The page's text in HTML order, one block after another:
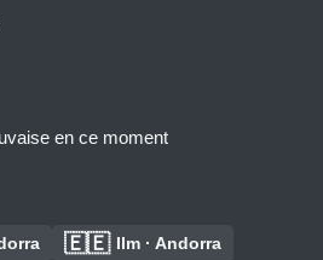
en ce moment
🇪🇪 Ilm · Andorra